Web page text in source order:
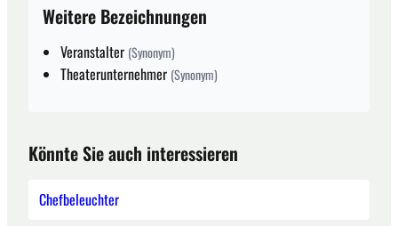
Weitere Bezeichnungen
Veranstalter (Synonym)
Theaterunternehmer (Synonym)
Könnte Sie auch interessieren
Chefbeleuchter